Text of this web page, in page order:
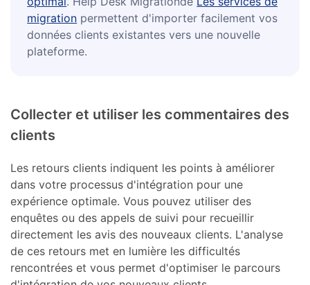
migration permettent d'importer facilement vos
données clients existantes vers une nouvelle
plateforme.
Collecter et utiliser les commentaires des
clients
Les retours clients indiquent les points à améliorer
dans votre processus d'intégration pour une
expérience optimale. Vous pouvez utiliser des
enquêtes ou des appels de suivi pour recueillir
directement les avis des nouveaux clients. L'analyse
de ces retours met en lumière les difficultés
rencontrées et vous permet d'optimiser le parcours